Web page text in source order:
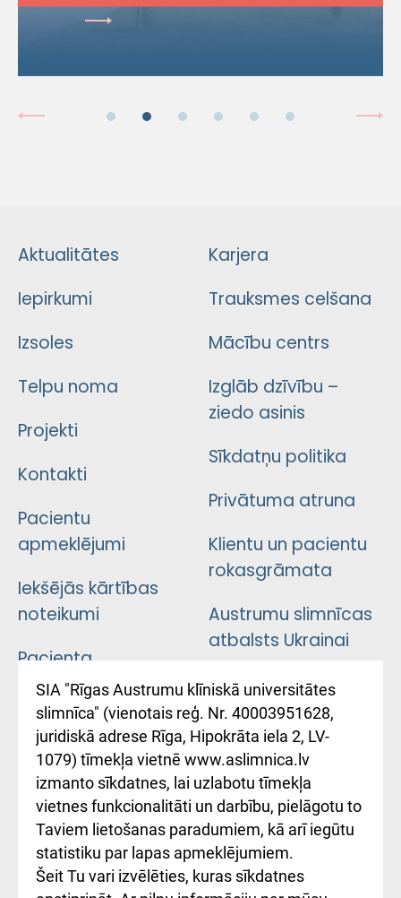
Aktualitātes
Iepirkumi
Izsoles
Telpu noma
Projekti
Kontakti
Pacientu
apmeklējumi
Iekšējās kārtības
noteikumi
Pacienta
atsauksmju/sūdzību
iesniegšanas
kārtība
Kā pie mums nokļūt
Rēķinu apmaksas
ceļvedis
Rekvizīti un
Karjera
Trauksmes celšana
Mācību centrs
Izglāb dzīvību –
ziedo asinis
Sīkdatņu politika
Privātuma atruna
Klientu un pacientu
rokasgrāmata
Austrumu slimnīcas
atbalsts Ukrainai
Підтримка Східної
лікарні та співпраця з
Україною
SIA "Rīgas Austrumu klīniskā universitātes
slimnīca" (vienotais reģ. Nr. 40003951628,
juridiskā adrese Rīga, Hipokrāta iela 2, LV-
1079) tīmekļa vietnē www.aslimnica.lv
izmanto sīkdatnes, lai uzlabotu tīmekļa
vietnes funkcionalitāti un darbību, pielāgotu to
Taviem lietošanas paradumiem, kā arī iegūtu
statistiku par lapas apmeklējumiem.
Šeit Tu vari izvēlēties, kuras sīkdatnes